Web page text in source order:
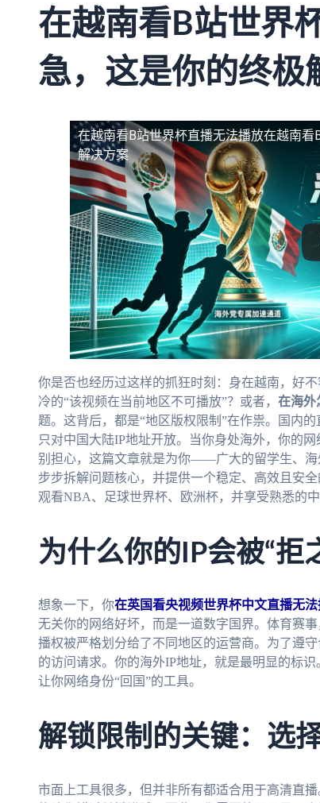
在越南看B站世界
急，这是你的终极
在越南看B站世界杯直播无法播放在越南看
解决方案
你是否也经历过这样的抓狂时刻：身在越南，好
冷的“该视频在当前地区不可播放”？或者， 在海外
题。这背后，都是“地区版权限制”在作祟。国内
只对中国大陆IP地址开放。当你身处海外，你的
别担心，这篇文章就是为你——广大的留学生、
步步拆解问题核心，并提供一个稳定、高效且安
观看NBA、足球世界杯、欧洲杯，并享受熟悉的中
为什么你的IP会被“拒
想象一下，你在英国看央视频世界杯中文直播无
无关你的网络好坏，而是一道数字国界。体育赛
播权被严格划分给了不同地区的运营商。为了遵
的访问请求。你的海外IP地址，就是最明显的标
让你网络身份“回国”的工具。
解锁限制的关键：选
市面上工具很多，但并非所有都适合用于高清直